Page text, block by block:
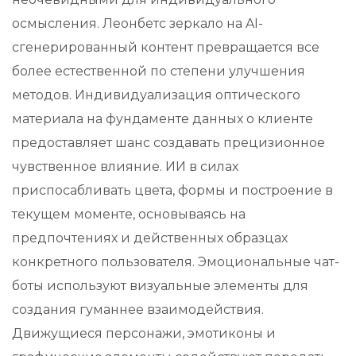
осмысления. Леонбетс зеркало на AI-
сгенерированный контент превращается все
более естественной по степени улучшения
методов. Индивидуализация оптического
материала на фундаменте данных о клиенте
предоставляет шанс создавать прецизионное
чувственное влияние. ИИ в силах
приспосабливать цвета, формы и построение в
текущем моменте, основываясь на
предпочтениях и действенных образцах
конкретного пользователя. Эмоциональные чат-
боты используют визуальные элементы для
создания гуманнее взаимодействия.
Движущиеся персонажи, эмотиконы и